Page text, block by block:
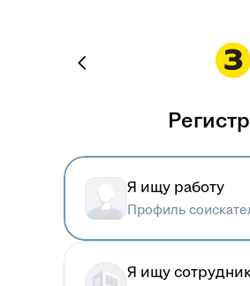
Я ищу работу
Профиль
Я ищу